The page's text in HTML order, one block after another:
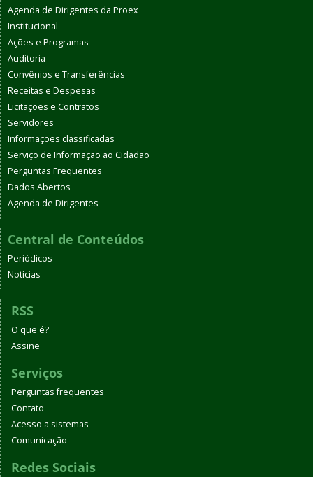
Agenda de Dirigentes da Proex
Institucional
Ações e Programas
Auditoria
Convênios e Transferências
Receitas e Despesas
Licitações e Contratos
Servidores
Informações classificadas
Serviço de Informação ao Cidadão
Perguntas Frequentes
Dados Abertos
Agenda de Dirigentes
Central de Conteúdos
Periódicos
Notícias
RSS
O que é?
Assine
Serviços
Perguntas frequentes
Contato
Acesso a sistemas
Comunicação
Redes Sociais